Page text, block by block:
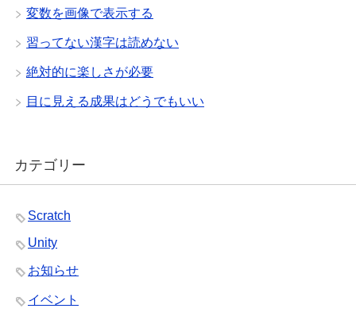
変数を画像で表示する
習ってない漢字は読めない
絶対的に楽しさが必要
目に見える成果はどうでもいい
カテゴリー
Scratch
Unity
お知らせ
イベント